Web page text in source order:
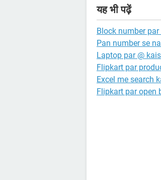
यह भी पढ़ें
Block number
Pan number se
Laptop par @
Flipkart par
Excel me search
Flipkart par open